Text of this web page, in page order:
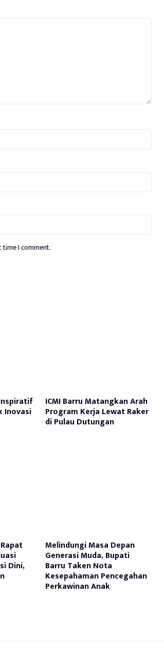
time I comment.
Inovasi
ICMI Barru Matangkan Arah
Program Kerja Lewat Raker
di Pulau Dutungan
Dini,
Melindungi Masa Depan
Generasi Muda, Bupati
Barru Taken Nota
Kesepahaman Pencegahan
Perkawinan Anak